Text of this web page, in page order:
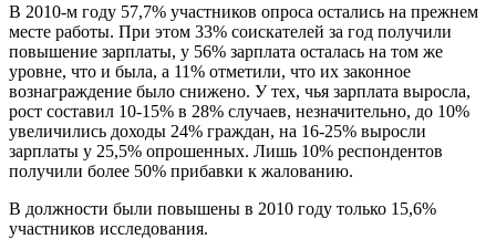
В 2010-м году 57,7% участников опроса остались на прежнем
месте работы. При этом 33% соискателей за год получили
повышение зарплаты, у 56% зарплата осталась на том же
уровне, что и была, а 11% отметили, что их законное
вознаграждение было снижено. У тех, чья зарплата выросла,
рост составил 10-15% в 28% случаев, незначительно, до 10%
увеличились доходы 24% граждан, на 16-25% выросли
зарплаты у 25,5% опрошенных. Лишь 10% респондентов
получили более 50% прибавки к жалованию.
В должности были повышены в 2010 году только 15,6%
участников исследования.